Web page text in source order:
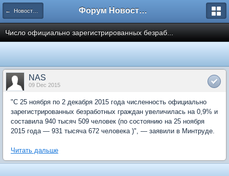
← Новости рынка недвижимости Форум Новостройки
Число официально зарегистрированных безраб...
NAS
09 Dec 2015
"С 25 ноября по 2 декабря 2015 года численность официально
зарегистрированных безработных граждан увеличилась на 0,9% и
составила 940 тысяч 509 человек (по состоянию на 25 ноября
2015 года — 931 тысяча 672 человека )", — заявили в Минтруде.
Читать дальше